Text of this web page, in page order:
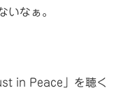
いなぁ。
in Peace」を聴く